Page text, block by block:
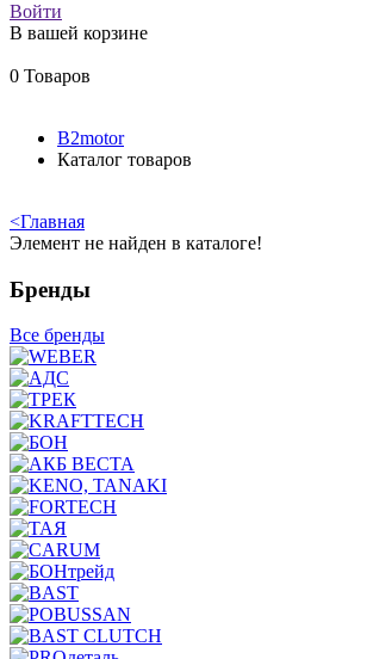
Войти
В вашей корзине
0 Товаров
B2motor
Каталог товаров
<Главная
Элемент не найден в каталоге!
Бренды
Все бренды